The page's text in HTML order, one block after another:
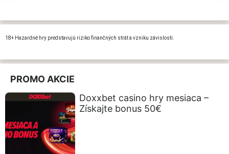
18+ Hazardné hry predstavujú riziko finančných strát a vzniku závislosti.
PROMO AKCIE
Doxxbet casino hry mesiaca –
Získajte bonus 50€